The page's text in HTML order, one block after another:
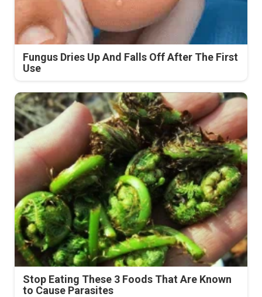
Fungus Dries Up And Falls Off After The First
Use
Stop Eating These 3 Foods That Are Known
to Cause Parasites